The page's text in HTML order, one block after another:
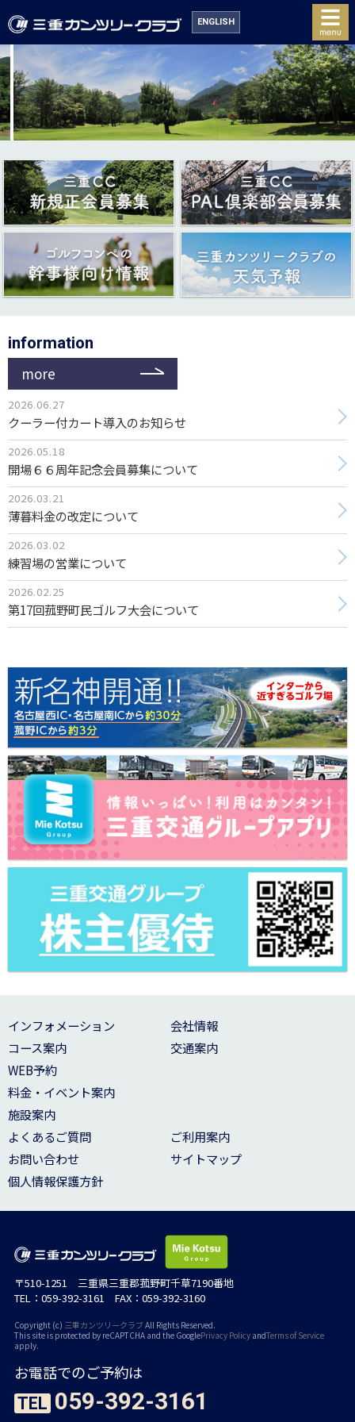
ENGLISH
information
more
2026.06.27
クーラー付カート導入のお知らせ
2026.05.18
開場６６周年記念会員募集について
2026.03.21
薄暮料金の改定について
2026.03.02
練習場の営業について
2026.02.25
第17回菰野町民ゴルフ大会について
インフォメーション
コース案内
WEB予約
料金・イベント案内
施設案内
会社情報
交通案内
よくあるご質問
お問い合わせ
個人情報保護方針
ご利用案内
サイトマップ
〒510-1251 三重県三重郡菰野町千草7190番地
TEL：059-392-3161 FAX：059-392-3160
Copyright (c) 三重カンツリークラブAll Rights Reserved.
This site is protected by reCAPTCHA and the GooglePrivacy Policy andTerms of Service
apply.
お電話でのご予約は
TEL 059-392-3161